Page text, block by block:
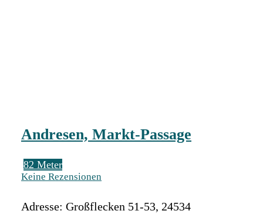
Andresen, Markt-Passage
82 Meter
Keine Rezensionen
Adresse: Großflecken 51-53, 24534